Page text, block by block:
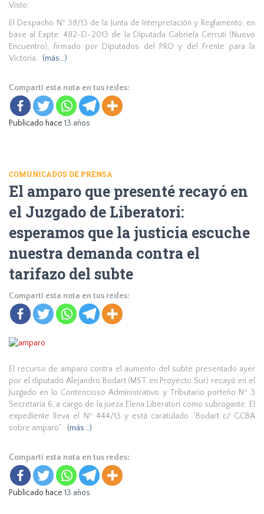
Visto:
El Despacho Nº 38/13 de la Junta de Interpretación y Reglamento, en
base al Expte. 482-D-2013 de la Diputada Gabriela Cerruti (Nuevo
Encuentro), firmado por Diputados del PRO y del Frente para la
Victoria.
(más…)
Compartí esta nota en tus redes:
Publicado hace 13 años
COMUNICADOS DE PRENSA
El amparo que presenté recayó en
el Juzgado de Liberatori:
esperamos que la justicia escuche
nuestra demanda contra el
tarifazo del subte
Compartí esta nota en tus redes:
El recurso de amparo contra el aumento del subte presentado ayer
por el diputado Alejandro Bodart (MST en Proyecto Sur) recayó en el
Juzgado en lo Contencioso Administrativo y Tributario porteño Nº 3
Secretaría 6, a cargo de la jueza Elena Liberatori como subrogante. El
expediente lleva el Nº 444/13 y está caratulado “Bodart c/ GCBA
sobre amparo”.
(más…)
Compartí esta nota en tus redes:
Publicado hace 13 años